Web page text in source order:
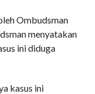
Ombudsman
menyatakan
ini diduga
kasus ini